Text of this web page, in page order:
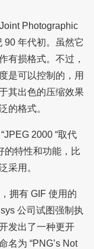
Photographic
90 年代初。虽然它
有损格式。不过，
是可以控制的，用
其出色的压缩效果
的格式。
2000 “取代
的特性和功能，比
采用。
拥有 GIF 使用的
公司试图强制执
发出了一种更开
名为 “PNG’s Not